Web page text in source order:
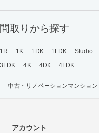
間取りから探す
1R 1K 1DK 1LDK Studio
3LDK
4K 4DK 4LDK
中古・リノベーションマンショ
アカウント